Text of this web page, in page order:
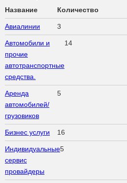
Название Количество
Авиалинии 3
Автомобили и
прочие
автотранспортные
средства.
14
Аренда
автомобилей/
грузовиков
5
Бизнес услуги 16
Индивидуальные
сервис
провайдеры
5